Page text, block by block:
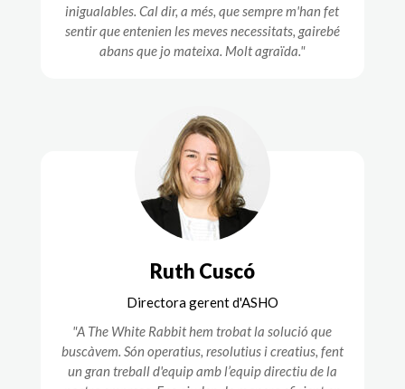
inigualables. Cal dir, a més, que sempre m'han fet
sentir que entenien les meves necessitats, gairebé
abans que jo mateixa. Molt agraïda."
Ruth Cuscó
Directora gerent d'ASHO
"A The White Rabbit hem trobat la solució que
buscàvem. Són operatius, resolutius i creatius, fent
un gran treball d'equip amb l’equip directiu de la